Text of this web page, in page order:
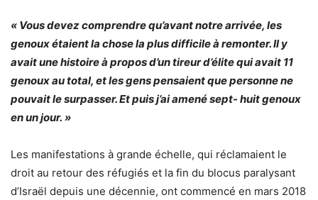
« Vous devez comprendre qu’avant notre arrivée, les
genoux étaient la chose la plus difficile à remonter. Il y
avait une histoire à propos d’un tireur d’élite qui avait 11
genoux au total, et les gens pensaient que personne ne
pouvait le surpasser. Et puis j’ai amené sept- huit genoux
en un jour. »
Les manifestations à grande échelle, qui réclamaient le
droit au retour des réfugiés et la fin du blocus paralysant
d’Israël depuis une décennie, ont commencé en mars 2018